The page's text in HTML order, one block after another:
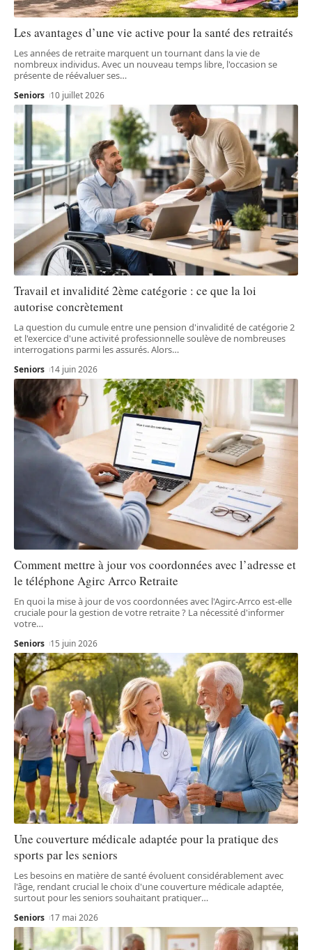
Les avantages d’une vie active pour la santé des retraités
Les années de retraite marquent un tournant dans la vie de
nombreux individus. Avec un nouveau temps libre, l'occasion se
présente de réévaluer ses…
Seniors 10 juillet 2026
Travail et invalidité 2ème catégorie : ce que la loi
autorise concrètement
La question du cumule entre une pension d'invalidité de catégorie 2
et l'exercice d'une activité professionnelle soulève de nombreuses
interrogations parmi les assurés. Alors…
Seniors 14 juin 2026
Comment mettre à jour vos coordonnées avec l’adresse et
le téléphone Agirc Arrco Retraite
En quoi la mise à jour de vos coordonnées avec l'Agirc-Arrco est-elle
cruciale pour la gestion de votre retraite ? La nécessité d'informer
votre…
Seniors 15 juin 2026
Une couverture médicale adaptée pour la pratique des
sports par les seniors
Les besoins en matière de santé évoluent considérablement avec
l'âge, rendant crucial le choix d'une couverture médicale adaptée,
surtout pour les seniors souhaitant pratiquer…
Seniors 17 mai 2026